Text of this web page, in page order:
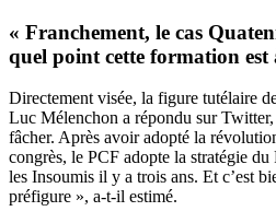
« Franchement, le cas
quel point cette formation est
Directement visée, la figure tutélaire
Luc Mélenchon a répondu sur Twitter,
fâcher. Après avoir adopté la
congrès, le PCF adopte la stratégie
les Insoumis il y a trois ans. Et c’est
préfigure », a-t-il estimé.